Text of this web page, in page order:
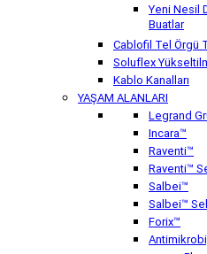
Yeni Nesil
Buatlar
Cablofil Tel Örgü
Soluflex
Kablo Kanalları
YAŞAM ALANLARI
Legrand
Incara™
Raventi™
Raventi™
Salbei™
Salbei™
Forix™